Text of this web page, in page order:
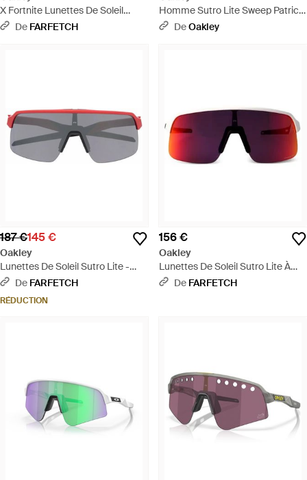
X Fortnite Lunettes De Soleil
Midas Sutro - Jaune
De FARFETCH
Homme Sutro Lite Sweep Patrick
Mahomes Ii Collection Lunettes
DeOakley
187 €145 €
Oakley
Lunettes De Soleil Sutro Lite -
GrisDe FARFETCH
RÉDUCTION
156 €
Oakley
Lunettes De Soleil Sutro Lite À
Monture Couvrante - Rouge
De FARFETCH